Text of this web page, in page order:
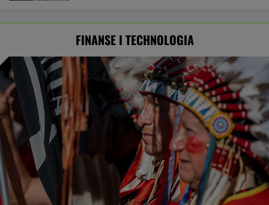
FINANSE I TECHNOLOGIA